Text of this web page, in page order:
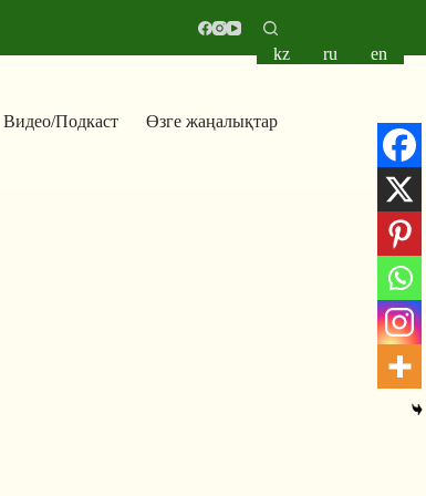
Видео/Подкаст Өзге жаңалықтар
kz ru en